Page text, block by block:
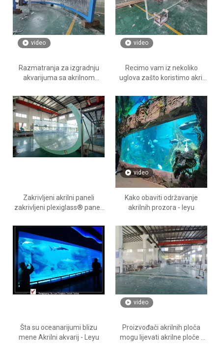
video
Razmatranja za izgradnju
akvarijuma sa akrilnom
video
Recimo vam iz nekoliko
uglova zašto koristimo akril
Zakrivljeni akrilni paneli
zakrivljeni plexiglass® paneli
Leyu
video
Kako obaviti održavanje
akrilnih prozora - leyu
Šta su oceanarijumi blizu
mene Akrilni akvarij - Leyu
video
Proizvođači akrilnih ploča
mogu lijevati akrilne ploče -